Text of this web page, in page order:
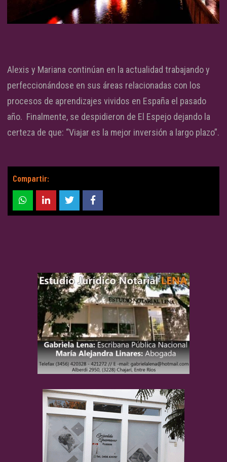
Alexis y Mariana continúan en la actualidad trabajando y
perfeccionándose en sus áreas relacionadas con los
procesos de aprendizajes vividos en España el pasado
año. Finalmente, se despidieron de El Espejo dejando la
certeza de que: “Viajar es la mejor inversión a largo plazo”.
Compartir: